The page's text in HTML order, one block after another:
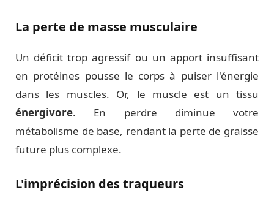
La perte de masse musculaire
Un déficit trop agressif ou un apport insuffisant
en protéines pousse le corps à puiser l'énergie
dans les muscles. Or, le muscle est un tissu
énergivore. En perdre diminue votre
métabolisme de base, rendant la perte de graisse
future plus complexe.
L'imprécision des traqueurs